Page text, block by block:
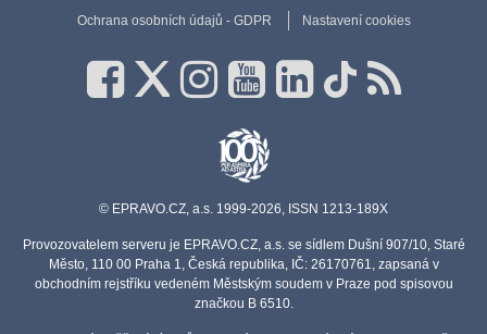
Ochrana osobních údajů - GDPR Nastavení cookies
© EPRAVO.CZ, a.s. 1999-2026, ISSN 1213-189X
Provozovatelem serveru je EPRAVO.CZ, a.s. se sídlem Dušní 907/10, Staré
Město, 110 00 Praha 1, Česká republika, IČ: 26170761, zapsaná v
obchodním rejstříku vedeném Městským soudem v Praze pod spisovou
značkou B 6510.